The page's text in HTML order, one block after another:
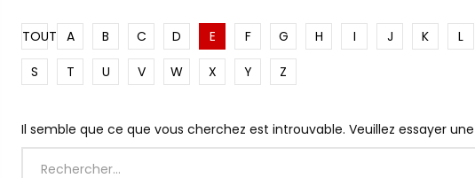
TOUT A B C D E F G H I J K L
S
T U V W X Y Z
Il semble que ce que vous cherchez est introuvable. Veuillez essayer